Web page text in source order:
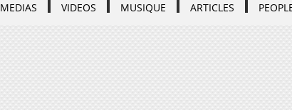
MEDIAS VIDEOS MUSIQUE ARTICLES